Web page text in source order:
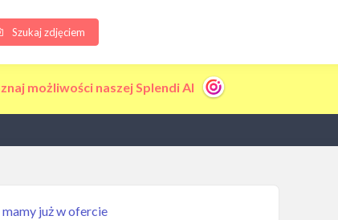
Szukaj zdjęciem
możliwości naszej Splendi AI
już w ofercie